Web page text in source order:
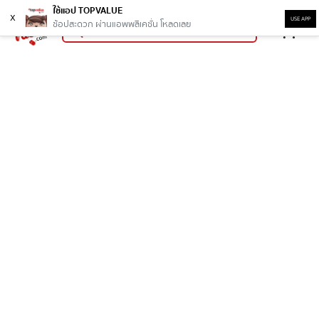
x
ใช้แอป TOPVALUE
ช้อปสะดวก ผ่านแอพพลิเคชั่น โหลดเลย
USE APP